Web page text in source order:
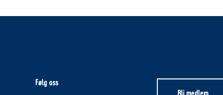
Følg oss
Bli medlem